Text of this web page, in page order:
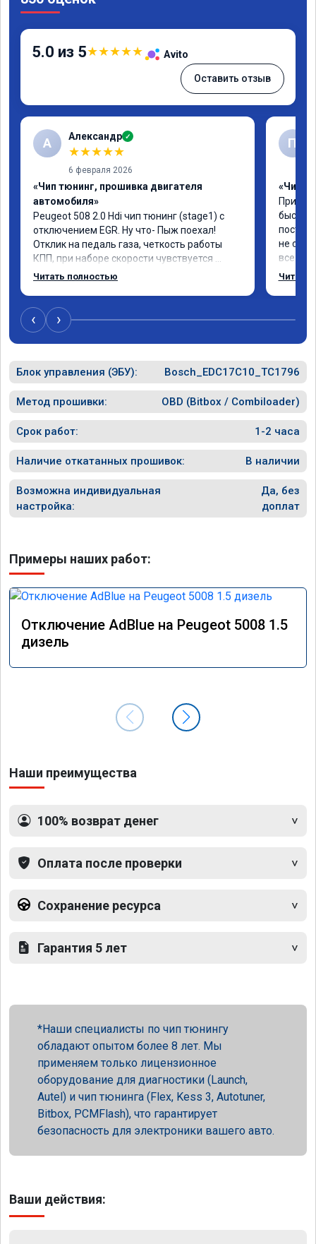
5.0 из 5★★★★★ Avito
Оставить отзыв
А Александр ✓
★★★★★
6 февраля 2026
«Чип тюнинг, прошивка двигателя
автомобиля»
Peugeot 508 2.0 Hdi чип тюнинг (stage1) с
отключением EGR. Ну что- Пыж поехал!
Отклик на педаль газа, четкость работы
КПП, при наборе скорости чувствуется
солидный запас мощности. Ребята
Читать полностью
П
«Чип
быстро
не
все
буду
Читать
‹ ›
Блок управления (ЭБУ): Bosch_EDC17C10_TC1796
Метод прошивки: OBD (Bitbox / Combiloader)
Срок работ: 1-2 часа
Наличие откатанных прошивок: В наличии
Возможна индивидуальная
настройка:
Да, без
доплат
Примеры наших работ:
Отключение AdBlue на Peugeot 5008 1.5
дизель
Наши преимущества
100% возврат денег
Оплата после проверки
Сохранение ресурса
Гарантия 5 лет
Наши специалисты по чип тюнингу
обладают опытом более 8 лет. Мы
применяем только лицензионное
оборудование для диагностики (Launch,
Autel) и чип тюнинга (Flex, Kess 3, Autotuner,
Bitbox, PCMFlash), что гарантирует
безопасность для электроники вашего авто.
Ваши действия: